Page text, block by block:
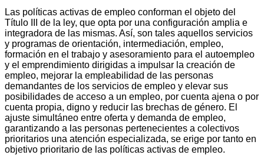
Las políticas activas de empleo conforman el objeto del
Título III de la ley, que opta por una configuración amplia e
integradora de las mismas. Así, son tales aquellos servicios
y programas de orientación, intermediación, empleo,
formación en el trabajo y asesoramiento para el autoempleo
y el emprendimiento dirigidas a impulsar la creación de
empleo, mejorar la empleabilidad de las personas
demandantes de los servicios de empleo y elevar sus
posibilidades de acceso a un empleo, por cuenta ajena o por
cuenta propia, digno y reducir las brechas de género. El
ajuste simultáneo entre oferta y demanda de empleo,
garantizando a las personas pertenecientes a colectivos
prioritarios una atención especializada, se erige por tanto en
objetivo prioritario de las políticas activas de empleo.